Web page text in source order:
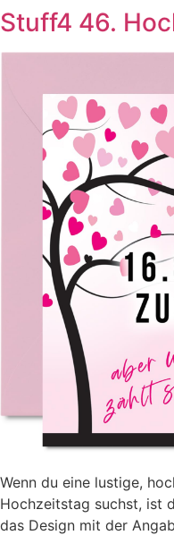
Stuff4 46.
Wenn du eine lustige,
Hochzeitstag suchst, ist
das Design mit der